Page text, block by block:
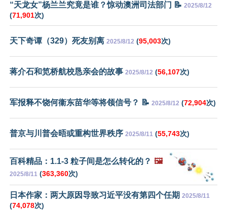
“天龙女”杨兰兰究竟是谁？惊动澳洲司法部门 📝 2025/8/12
(71,901次)
天下奇谭（329）死友别离 2025/8/12 (95,003次)
蒋介石和笕桥航校恳亲会的故事 2025/8/12 (56,107次)
军报释不饶何衞东苗华等将领信号？ 📝 2025/8/12 (72,904次)
普京与川普会晤或重构世界秩序 2025/8/11 (55,743次)
百科精品：1.1-3 粒子间是怎么转化的？ 🖼️
2025/8/11 (363,360次)
日本作家：两大原因导致习近平没有第四个任期 2025/8/11
(74,078次)